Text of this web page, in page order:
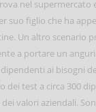
nel supermercato
suo figlio che ha
Un altro scenario
a portare un
ai bisogni
dei test a circa 300
valori aziendali.